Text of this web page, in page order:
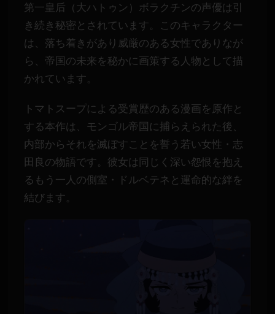
第一皇后（大ハトゥン）ボラクチンの声優は引
き続き秘密とされています。このキャラクター
は、落ち着きがあり威厳のある女性でありなが
ら、帝国の未来を秘かに画策する人物として描
かれています。
トマトスープによる受賞歴のある漫画を原作と
する本作は、モンゴル帝国に捕らえられた後、
内部からそれを滅ぼすことを誓う若い女性・志
田良の物語です。彼女は同じく深い怨恨を抱え
るもう一人の側室・ドルベテネと運命的な絆を
結びます。